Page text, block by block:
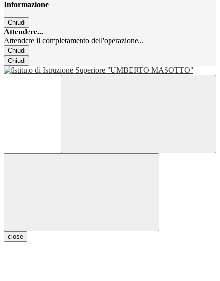
Informazione
Chiudi
Attendere...
Attendere il completamento dell'operazione...
Chiudi
Chiudi
close